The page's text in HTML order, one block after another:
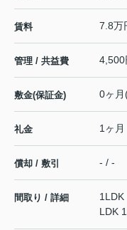
賃料 7.8万
管理 / 共益費 4,500
敷金(保証金) 0ヶ月
礼金 1ヶ月
償却 / 敷引 - / -
間取り / 詳細
1LDK
LDK